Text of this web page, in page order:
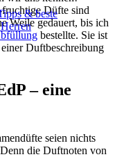
& besteDüfte sind
Weile gedauert, bis ich
bestellte. Sie ist
Duftbeschreibung
– eine
seien nichts
die Duftnoten von